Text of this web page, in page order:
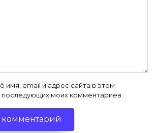
имя, email и адрес сайта в этом
последующих моих комментариев.